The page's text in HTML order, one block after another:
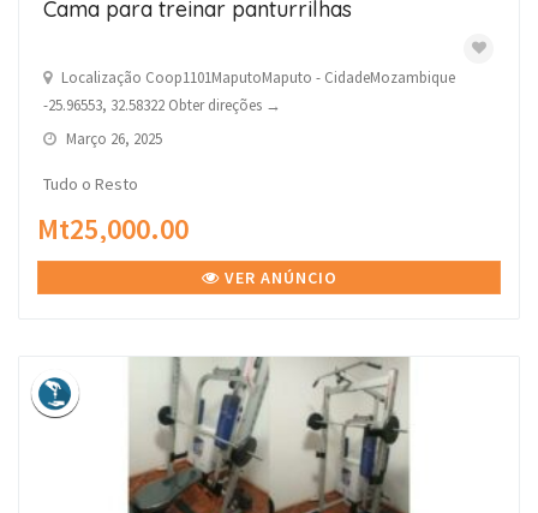
Cama para treinar panturrilhas
Localização Coop1101MaputoMaputo - CidadeMozambique
-25.96553, 32.58322 Obter direções →
Março 26, 2025
Tudo o Resto
Mt25,000.00
VER ANÚNCIO